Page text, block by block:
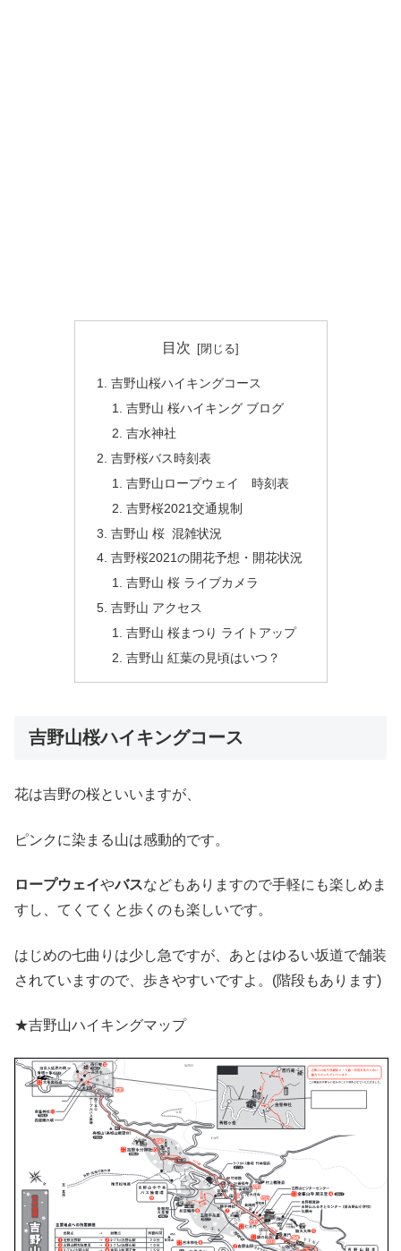
目次
吉野山桜ハイキングコース
吉野山 桜ハイキング ブログ
吉水神社
吉野桜バス時刻表
吉野山ロープウェイ 時刻表
吉野桜2021交通規制
吉野山 桜 混雑状況
吉野桜2021の開花予想・開花状況
吉野山 桜 ライブカメラ
吉野山 アクセス
吉野山 桜まつり ライトアップ
吉野山 紅葉の見頃はいつ？
吉野山桜ハイキングコース
花は吉野の桜といいますが、
ピンクに染まる山は感動的です。
ロープウェイやバスなどもありますので手軽にも楽しめま
すし、てくてくと歩くのも楽しいです。
はじめの七曲りは少し急ですが、あとはゆるい坂道で舗装
されていますので、歩きやすいですよ。(階段もあります)
★吉野山ハイキングマップ